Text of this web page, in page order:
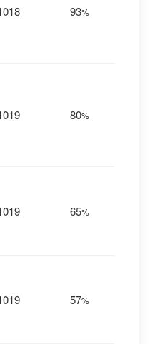
93%
80%
65%
57%